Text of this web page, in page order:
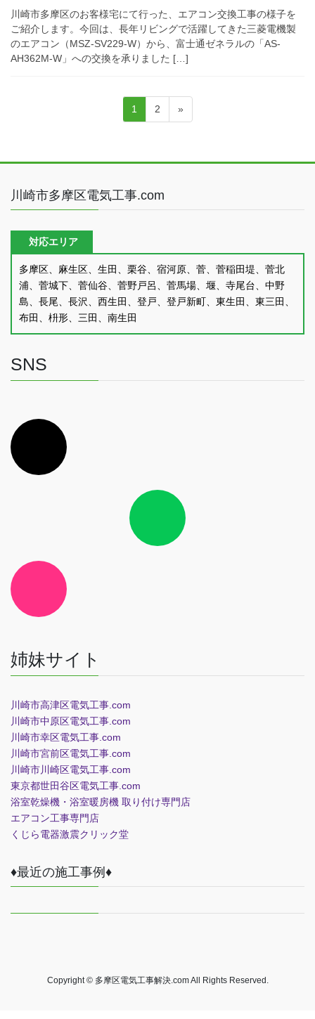
川崎市多摩区のお客様宅にて行った、エアコン交換工事の様子を
ご紹介します。今回は、長年リビングで活躍してきた三菱電機製
のエアコン（MSZ-SV229-W）から、富士通ゼネラルの「AS-
AH362M-W」への交換を承りました […]
ペ
ー
ジ
送
固
定
1
固
定
2 »
川崎市多摩区電気工事.com
対応エリア
多摩区、麻生区、生田、栗谷、宿河原、菅、菅稲田堤、菅北
浦、菅城下、菅仙谷、菅野戸呂、菅馬場、堰、寺尾台、中野
島、長尾、長沢、西生田、登戸、登戸新町、東生田、東三田、
布田、枡形、三田、南生田
SNS
イ
コ
ン
リ
イ
コ
ン
リ
イ
コ
ン
リ
姉妹サイト
川崎市高津区電気工事.com
川崎市中原区電気工事.com
川崎市幸区電気工事.com
川崎市宮前区電気工事.com
川崎市川崎区電気工事.com
東京都世田谷区電気工事.com
浴室乾燥機・浴室暖房機 取り付け専門店
エアコン工事専門店
くじら電器激震クリック堂
♦最近の施工事例♦
Copyright © 多摩区電気工事解決.com All Rights Reserved.